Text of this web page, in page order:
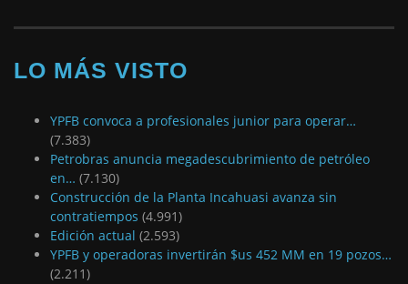
LO MÁS VISTO
YPFB convoca a profesionales junior para operar…
(7.383)
Petrobras anuncia megadescubrimiento de petróleo
en… (7.130)
Construcción de la Planta Incahuasi avanza sin
contratiempos (4.991)
Edición actual (2.593)
YPFB y operadoras invertirán $us 452 MM en 19 pozos…
(2.211)